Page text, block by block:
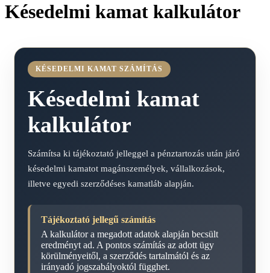
Késedelmi kamat kalkulátor
KÉSEDELMI KAMAT SZÁMÍTÁS
Késedelmi kamat
kalkulátor
Számítsa ki tájékoztató jelleggel a pénztartozás után járó
késedelmi kamatot magánszemélyek, vállalkozások,
illetve egyedi szerződéses kamatláb alapján.
Tájékoztató jellegű számítás
A kalkulátor a megadott adatok alapján becsült
eredményt ad. A pontos számítás az adott ügy
körülményeitől, a szerződés tartalmától és az
irányadó jogszabályoktól függhet.